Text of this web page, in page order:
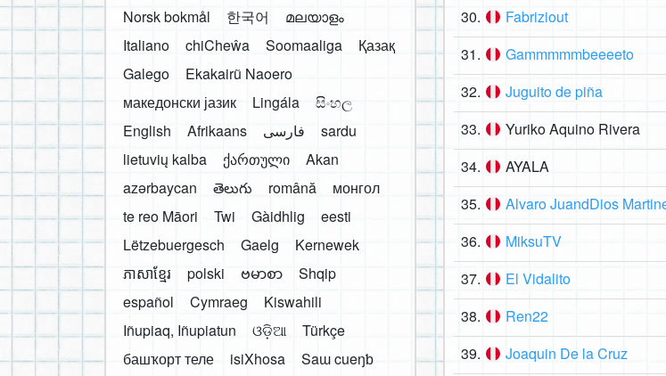
30. Fabriziout
31. Gammmmmbeeeeto
32. Juguito de piña
33. Yuriko Aquino Rivera
34. AYALA
35. Alvaro JuandDios
36. MiksuTV
37. El Vidalito
38. Ren22
39. Joaquin De la Cruz
Norsk bokmål
한국어
മലയാളം
Italiano
chiCheŵa Soomaaliga
Қазақ
Galego
Ekakairũ Naoero
македонски јазик
Lingála
සිංහල
English
Afrikaans فارسی
sardu
lietuvių kalba
ქართული
Akan
azərbaycan
తెలుగు română
монгол
te reo Māori
Twi Gàidhlig
eesti
Lëtzebuergesch
Gaelg
Kernewek
ភាសាខ្មែរ
polski ဗမာစာ
Shqip
español
Cymraeg
Kiswahili
Iñupiaq, Iñupiatun
ଓଡ଼ିଆ
Türkçe
башҡорт теле
isiXhosa
Saɯ cueŋƅ